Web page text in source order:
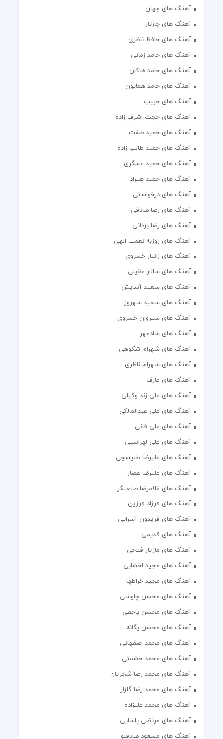
آهنگ های جهان
آهنگ های چارتار
آهنگ های حافظ ناظری
آهنگ های حامد زمانی
آهنگ های حامد هاکان
آهنگ های حامد همایون
آهنگ های حبیب
آهنگ های حجت اشرف زاده
آهنگ های حمید صفت
آهنگ های حمید طالب زاده
آهنگ های حمید عسگری
آهنگ های حمید هیراد
آهنگ های درخواستی
آهنگ های رضا صادقی
آهنگ های رضا یزدانی
آهنگ های روزبه نعمت الهی
آهنگ های زانیار خسروی
آهنگ های سالار عقیلی
آهنگ های سعید آسایش
آهنگ های سعید شهروز
آهنگ های سیروان خسروی
آهنگ های شادمهر
آهنگ های شهرام شکوهی
آهنگ های شهرام ناظری
آهنگ های عارف
آهنگ های علی زند وکیلی
آهنگ های علی عبدالمالکی
آهنگ های علی فانی
آهنگ های علی لهراسبی
آهنگ های علیرضا طلیسچی
آهنگ های علیرضا عصار
آهنگ های غلامرضا صنعتگر
آهنگ های فرزاد فرزین
آهنگ های فریدون آسرایی
آهنگ های قدیمی
آهنگ های مازیار فلاحی
آهنگ های مجید اخشابی
آهنگ های مجید خراطها
آهنگ های محسن چاوشی
آهنگ های محسن یاحقی
آهنگ های محسن یگانه
آهنگ های محمد اصفهانی
آهنگ های محمد حشمتی
آهنگ های محمد رضا شجریان
آهنگ های محمد رضا گلزار
آهنگ های محمد علیزاده
آهنگ های مرتضی پاشایی
آهنگ های مسعود صادقلو